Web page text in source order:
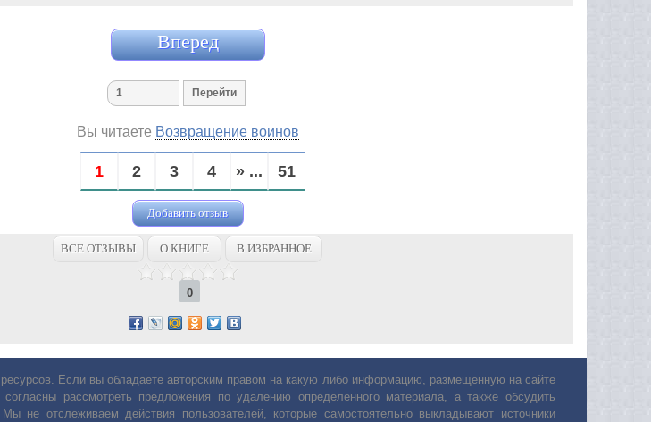
Вперед
Вы читаете Возвращение воинов
1 2 3 4 » ... 51
Добавить отзыв
ВСЕ ОТЗЫВЫ О КНИГЕ В ИЗБРАННОЕ
0
Если вы обладаете авторским правом на какую либо информацию, размещенную на сайте
рассмотреть предложения по удалению определенного материала, а также обсудить
не отслеживаем действия пользователей, которые самостоятельно выкладывают источники